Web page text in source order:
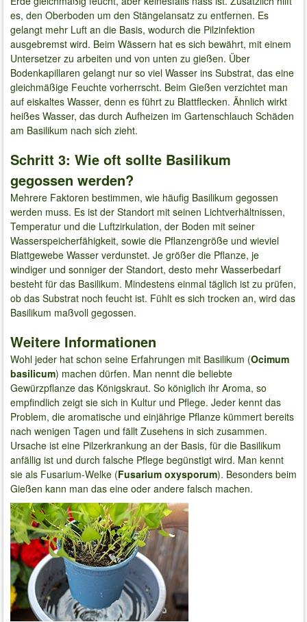
es, den Oberboden um den Stängelansatz zu entfernen. Es
gelangt mehr Luft an die Basis, wodurch die Pilzinfektion
ausgebremst wird. Beim Wässern hat es sich bewährt, mit einem
Untersetzer zu arbeiten und von unten zu gießen. Über
Bodenkapillaren gelangt nur so viel Wasser ins Substrat, das eine
gleichmäßige Feuchte vorherrscht. Beim Gießen verzichtet man
auf eiskaltes Wasser, denn es führt zu Blattflecken. Ähnlich wirkt
heißes Wasser, das durch Aufheizen im Gartenschlauch Schäden
am Basilikum nach sich zieht.
Schritt 3: Wie oft sollte Basilikum
gegossen werden?
Mehrere Faktoren bestimmen, wie häufig Basilikum gegossen
werden muss. Es ist der Standort mit seinen Lichtverhältnissen,
Temperatur und die Luftzirkulation, der Boden mit seiner
Wasserspeicherfähigkeit, sowie die Pflanzengröße und wieviel
Blattgewebe Wasser verdunstet. Je größer die Pflanze, je
windiger und sonniger der Standort, desto mehr Wasserbedarf
besteht für das Basilikum. Mindestens einmal täglich ist zu prüfen,
ob das Substrat noch feucht ist. Fühlt es sich trocken an, wird das
Basilikum maßvoll gegossen.
Weitere Informationen
Wohl jeder hat schon seine Erfahrungen mit Basilikum (Ocimum
basilicum) machen dürfen. Man nennt die beliebte
Gewürzpflanze das Königskraut. So königlich ihr Aroma, so
empfindlich zeigt sie sich in Kultur und Pflege. Jeder kennt das
Problem, die aromatische und einjährige Pflanze kümmert bereits
nach wenigen Tagen und fällt Zusehens in sich zusammen.
Ursache ist eine Pilzerkrankung an der Basis, für die Basilikum
anfällig ist und durch falsche Pflege begünstigt wird. Man kennt
sie als Fusarium-Welke (Fusarium oxysporum). Besonders beim
Gießen kann man das eine oder andere falsch machen.